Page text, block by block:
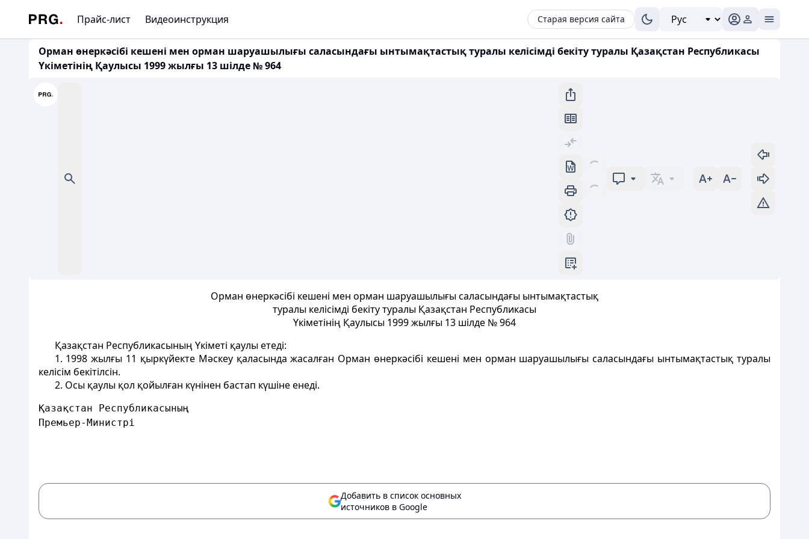
Прайс-лист Видеоинструкция Старая версия сайта
Орман өнеркәсібі кешені мен орман шаруашылығы саласындағы ынтымақтастық туралы келісімді бекіту туралы Қазақстан Республикасы
Үкіметінің Қаулысы 1999 жылғы 13 шілде № 964
Орман өнеркәсібі кешені мен орман шаруашылығы саласындағы ынтымақтастық
туралы келісімді бекіту туралы Қазақстан Республикасы
Үкіметінің Қаулысы 1999 жылғы 13 шілде № 964
Қазақстан Республикасының Үкіметі қаулы етеді:
1. 1998 жылғы 11 қыркүйекте Мәскеу қаласында жасалған Орман өнеркәсібі кешені мен орман шаруашылығы саласындағы ынтымақтастық туралы
келісім бекітілсін.
2. Осы қаулы қол қойылған күнінен бастап күшіне енеді.
Қазақстан Республикасының
Премьер-Министрі
Добавить в список основных
источников в Google